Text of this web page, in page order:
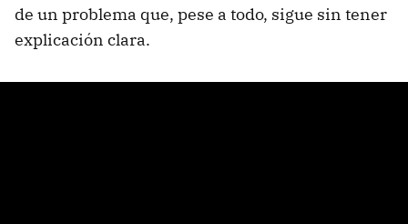
de un problema que, pese a todo, sigue sin tener
explicación clara.